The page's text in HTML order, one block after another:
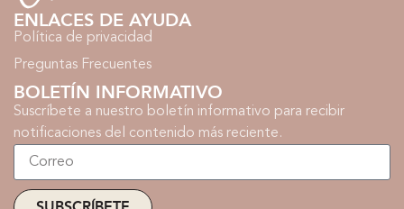
ENLACES DE AYUDA
Política de privacidad
Preguntas Frecuentes
BOLETÍN INFORMATIVO
Suscríbete a nuestro boletín informativo para recibir
notificaciones del contenido más reciente.